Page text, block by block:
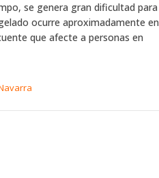
se genera gran dificultad para
ocurre aproximadamente en
que afecte a personas en